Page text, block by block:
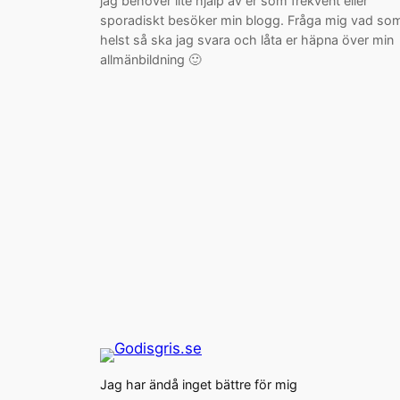
sporadiskt besöker min blogg. Fråga mig vad
helst så ska jag svara och låta er häpna över min
allmänbildning 🙂
Jag har ändå inget bättre för mig